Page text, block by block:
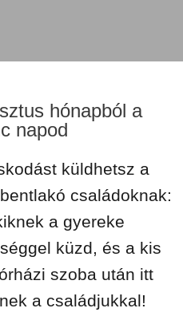
hónapból a
napod
küldhetsz a
családoknak:
a gyereke
küzd, és a kis
szoba után itt
a családjukkal!